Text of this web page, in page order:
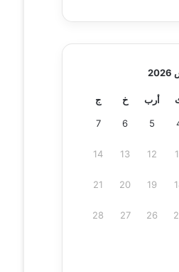
أرب خ ج
5
6
7
12
13
14
19
20
21
26
27
28